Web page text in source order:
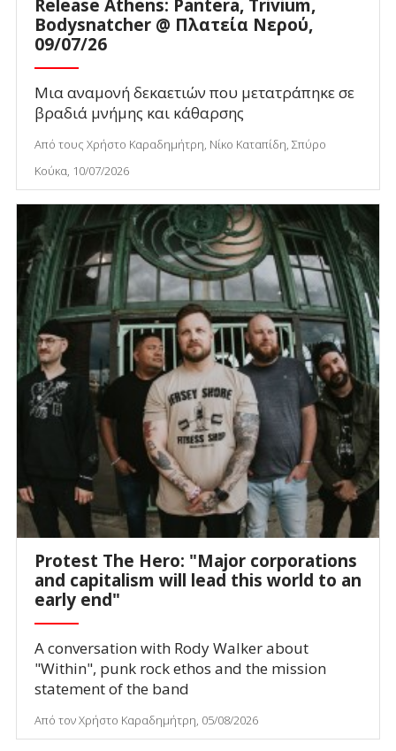
Release Athens: Pantera, Trivium,
Bodysnatcher @ Πλατεία Νερού,
09/07/26
Μια αναμονή δεκαετιών που μετατράπηκε σε
βραδιά μνήμης και κάθαρσης
Από τους Χρήστο Καραδημήτρη, Νίκο Καταπίδη, Σπύρο
Κούκα, 10/07/2026
Protest The Hero: "Major corporations
and capitalism will lead this world to an
early end"
A conversation with Rody Walker about
"Within", punk rock ethos and the mission
statement of the band
Από τον Χρήστο Καραδημήτρη, 05/08/2026